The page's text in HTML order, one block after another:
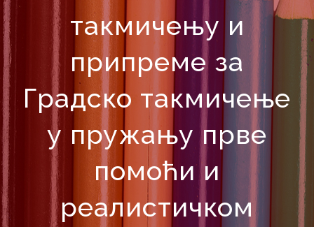
такмичењу и
припреме за
Градско такмичење
у пружању прве
помоћи и
реалистичком